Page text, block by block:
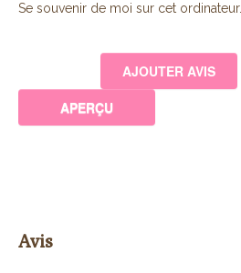
Se souvenir de moi sur cet ordinateur.
Avis